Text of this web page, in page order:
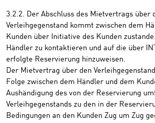
3.2.2. Der Abschluss des Mietvertrags über
Verleihgegenstand kommt zwischen dem
Kunden über Initiative des Kunden
Händler zu kontaktieren und auf die über
erfolgte Reservierung hinzuweisen.
Der Mietvertrag über den
Folge zwischen dem Händler und dem
Aushändigung des von der Reservierung
Verleihgegenstands zu den in der
Bedingungen an den Kunden Zug um Zug